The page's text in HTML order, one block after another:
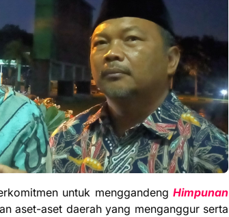
untuk menggandeng Himpunan
aset-aset daerah yang menganggur serta